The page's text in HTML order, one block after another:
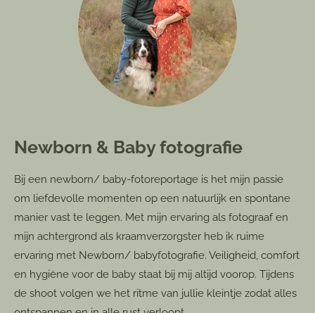
Newborn & Baby fotografie
Bij een newborn/ baby-fotoreportage is het mijn passie
om liefdevolle momenten op een natuurlijk en spontane
manier vast te leggen. Met mijn ervaring als fotograaf en
mijn achtergrond als kraamverzorgster heb ik ruime
ervaring met Newborn/ babyfotografie. Veiligheid, comfort
en hygiëne voor de baby staat bij mij altijd voorop. Tijdens
de shoot volgen we het ritme van jullie kleintje zodat alles